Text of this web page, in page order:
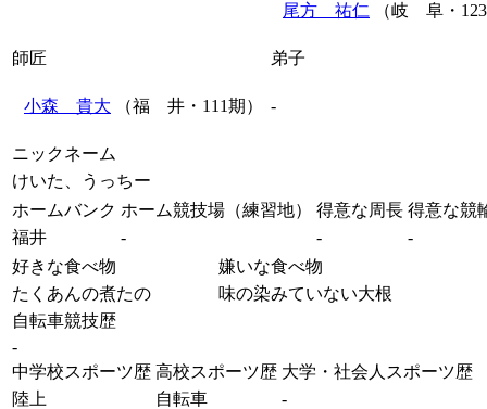
尾方 祐仁 （岐 阜・
師匠 弟子
小森 貴大 （福 井・111期） -
ニックネーム
けいた、うっちー
ホームバンク ホーム競技場（練習地） 得意な周長 得意な競
福井
- -
-
好きな食べ物
嫌いな食べ物
たくあんの煮たの
味の染みていない大根
自転車競技歴
-
中学校スポーツ歴 高校スポーツ歴 大学・社会人スポーツ歴
陸上
自転車
-